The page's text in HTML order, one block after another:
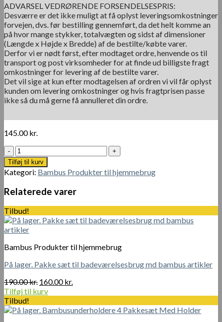
ADVARSEL VEDRØRENDE FORSENDELSESPRIS:
Desværre er det ikke muligt at få oplyst leveringsomkostninger
forvejen, dvs. før bestilling gennemført, da det helt komme an
på hvor mange stykker, totalvægten og sidst af dimensioner
(Længde x Højde x Bredde) af de bestilte/købte varer.
Derfor vi er nødt først, efter modtaget ordre, henvende os til
transport og post virksomheder for at finde ud billigste fragt
omkostninger for levering af de bestilte varer.
Det vil sige at kun efter modtagelsen af ordren vi vil får oplyst
kunden om levering omkostninger og hvis fragtprisen passe
ikke så du må gerne få annulleret din ordre.
145.00kr.
Bambus
Sammenfoldelig
Serviet
kasse
antal
Tilføj til kurv
Kategori: Bambus Produkter til hjemmebrug
Relaterede varer
Tilbud!
Bambus Produkter til hjemmebrug
På lager. Pakke sæt til badeværelsesbrug md bambus artikler
190.00kr. Den
oprindelige
var:
160.00kr.
er:
Tilføj til kurv
Tilbud!